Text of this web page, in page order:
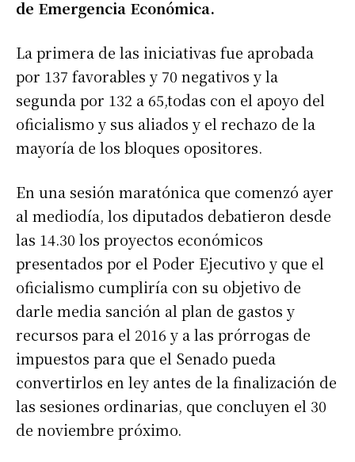
de Emergencia Económica.
La primera de las iniciativas fue aprobada
por 137 favorables y 70 negativos y la
segunda por 132 a 65,todas con el apoyo del
oficialismo y sus aliados y el rechazo de la
mayoría de los bloques opositores.
En una sesión maratónica que comenzó ayer
al mediodía, los diputados debatieron desde
las 14.30 los proyectos económicos
presentados por el Poder Ejecutivo y que el
oficialismo cumpliría con su objetivo de
darle media sanción al plan de gastos y
recursos para el 2016 y a las prórrogas de
impuestos para que el Senado pueda
convertirlos en ley antes de la finalización de
las sesiones ordinarias, que concluyen el 30
de noviembre próximo.